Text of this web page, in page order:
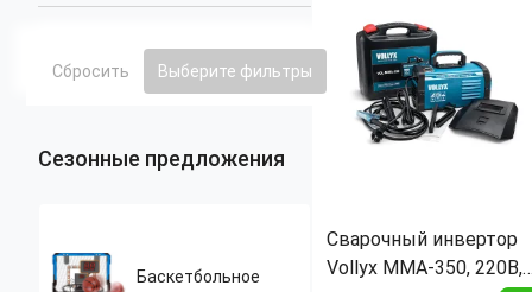
220В, цифровой
дисплей, катушка
проволоки
Ширина:160 мм
Вес:5 кг
Высота:250 мм
Степень защиты IP:21
Сварочный инвертор
Vollyx MMA-350, 220В,
Сбросить Выберите фильтры
Сезонные предложения
​​​​​​​Баскетбольное